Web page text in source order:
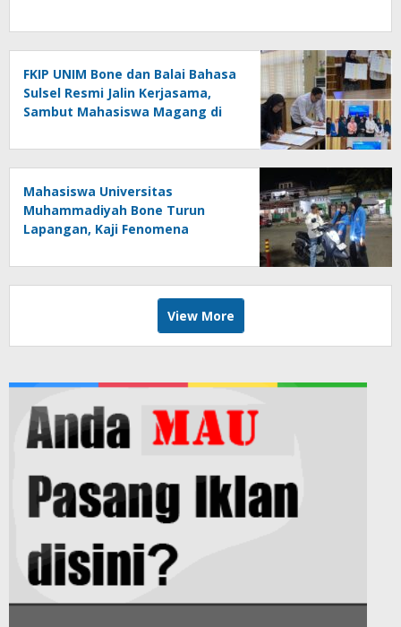
FKIP UNIM Bone dan Balai Bahasa
Sulsel Resmi Jalin Kerjasama,
Sambut Mahasiswa Magang di
Mahasiswa Universitas
Muhammadiyah Bone Turun
Lapangan, Kaji Fenomena
melalui Riset FOTOFOBIA
View More